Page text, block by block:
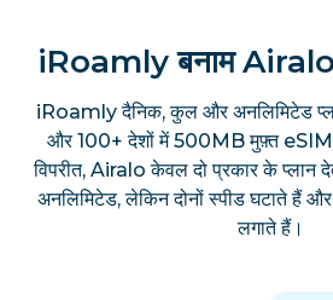
iRoamly बनाम
iRoamly दैनिक, कुल और अनलिमिटेड
और 100+ देशों में 500MB मुफ़्त eSIM
विपरीत, Airalo केवल दो प्रकार के
अनलिमिटेड, लेकिन दोनों स्पीड घटाते हैं और
लगाते हैं।